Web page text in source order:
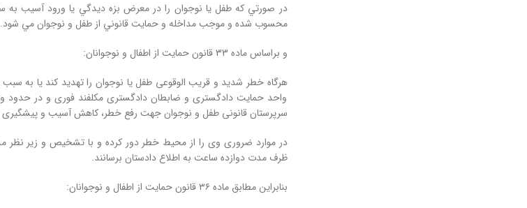
در صورتي ‌كه طفل يا نوجوان را در معرض بزه ‌ديدگي يا ورود آسيب به
محسوب شده و موجب مداخله و حمايت قانوني از طفل و نوجوان مي ‌شود.
و براساس ماده 33 قانون حمایت از اطفال و نوجوانان:
واحد حمایت دادگستری و ضابطان دادگستری مکلفند فوری و در حدود
سرپرستان قانونی طفل و نوجوان جهت رفع خطر، کاهش آسیب و پیشگیری
در موارد ضروری وی را از محیط خطر دور کرده و با تشخیص و زیر نظر
ظرف مدت دوازده ساعت به اطلاع دادستان برسانند.
بنابراین مطابق ماده ۳۶ قانون حمایت از اطفال و نوجوانان: